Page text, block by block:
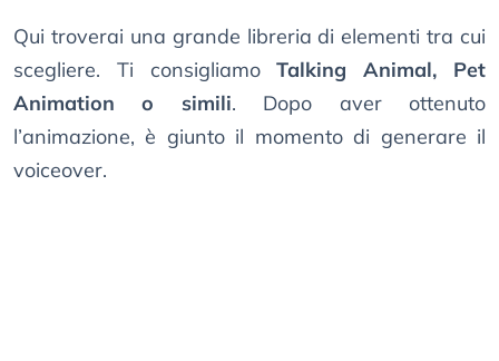
Qui troverai una grande libreria di elementi tra cui
scegliere. Ti consigliamoTalking Animal, Pet
Animation o simili. Dopo aver ottenuto
l’animazione, è giunto il momento di generare il
voiceover.